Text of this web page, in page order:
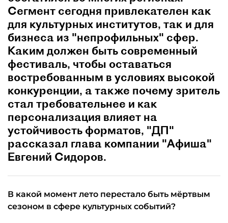
Сегмент сегодня привлекателен как
для культурных институтов, так и для
бизнеса из "непрофильных" сфер.
Каким должен быть современный
фестиваль, чтобы оставаться
востребованным в условиях высокой
конкуренции, а также почему зритель
стал требовательнее и как
персонализация влияет на
устойчивость форматов, "ДП"
рассказал глава компании "Афиша"
Евгений Сидоров.
В какой момент лето перестало быть мёртвым
сезоном в сфере культурных событий?